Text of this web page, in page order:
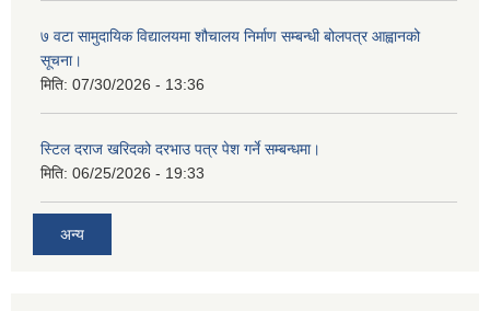
७ वटा सामुदायिक विद्यालयमा शौचालय निर्माण सम्बन्धी बोलपत्र आह्वानको
सूचना।
मिति: 07/30/2026 - 13:36
स्टिल दराज खरिदको दरभाउ पत्र पेश गर्ने सम्बन्धमा।
मिति: 06/25/2026 - 19:33
अन्य